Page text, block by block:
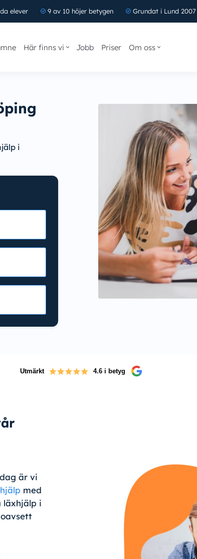
elever 9 av 10 höjer betygen Grundat i Lund 2007
Här finns vi Jobb Priser Om oss
i
Utmärkt 4.6 i betyg
är vi
med
läxhjälp i